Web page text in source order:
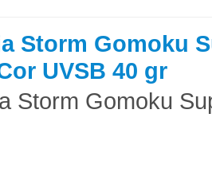
Storm Gomoku
UVSB 40 gr
Storm Gomoku